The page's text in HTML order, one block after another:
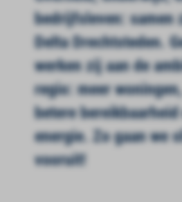
bedrijfsleven: samen
Delta Drechtsteden.
werken zij aan de
regio: meer
betere
energie. Zo gaan we
vooruit!